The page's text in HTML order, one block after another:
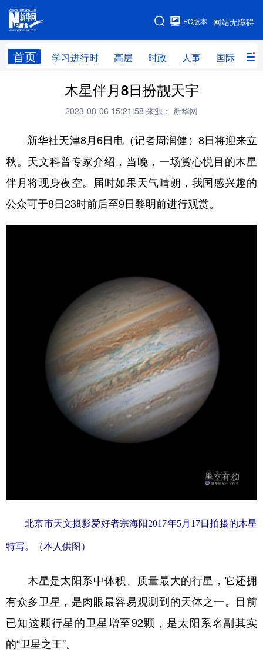
网站无障碍
PC版本
首页 学习进行时 高层 时政 人事 国际 财
网站地图
高层 时政
财经 网评
台湾 思客智库 全球连线 教育
科技 科创 量子 体育
文化 书画 健康 军事
访谈 视频 图片
乡村振兴 银龄
旅游 能源
娱乐 时尚 悦读
一带一路 亚太网
文化产业
江苏
山东 河南 湖北 湖南
广东
四川 贵州 云南 西藏
陕西 甘肃 青海 宁夏
新疆 内蒙古 黑龙江
木星伴月8日扮靓天宇
2023-08-06 15:21:58 来源： 新华网
新华社天津8月6日电（记者周润健）8日将迎来立
秋。天文科普专家介绍，当晚，一场赏心悦目的木星
伴月将现身夜空。届时如果天气晴朗，我国感兴趣的
公众可于8日23时前后至9日黎明前进行观赏。
北京市天文摄影爱好者宗海阳2017年5月17日拍摄的木星
特写。（本人供图）
木星是太阳系中体积、质量最大的行星，它还拥
有众多卫星，是肉眼最容易观测到的天体之一。目前
已知这颗行星的卫星增至92颗，是太阳系名副其实
的“卫星之王”。